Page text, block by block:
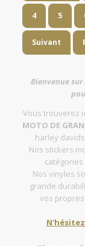
4 5
Suivant
Bienvenue
Vous trouverez
MOTO DE
harley
Nos stickers
Nos vinyles
grande
vos